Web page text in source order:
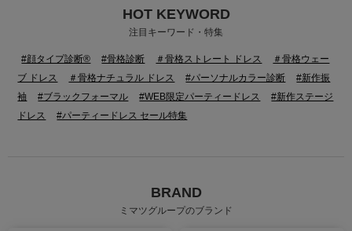
HOT KEYWORD
注目キーワード・特集
#顔タイプ診断® #骨格診断 ＃骨格ストレート ドレス
＃骨格ウェー
ブ ドレス
＃骨格ナチュラル ドレス #パーソナルカラー診断
#新作振
袖
#ブラックフォーマル #WEB限定パーティードレス
#新作ステージ
ドレス
#パーティードレス セール特集
BRAND
ミマツグループのブランド